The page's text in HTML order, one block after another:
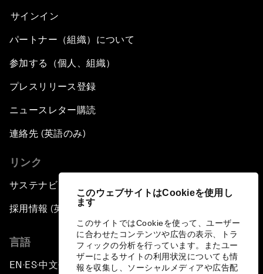
このウェブサイトはCookieを使用し
ます
このサイトではCookieを使って、ユーザー
に合わせたコンテンツや広告の表示、トラ
フィックの分析を行っています。またユー
ザーによるサイトの利用状況についても情
報を収集し、ソーシャルメディアや広告配
サインイン
パートナー（組織）について
参加する（個人、組織）
プレスリリース登録
ニュースレター購読
連絡先 (英語のみ)
リンク
サステナビリティへの取り組み
採用情報 (英語のみ)
言語
EN ▪ES▪中文▪ 日本語